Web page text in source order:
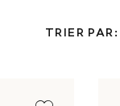
TRIER PAR